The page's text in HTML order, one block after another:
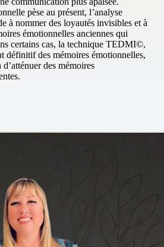
pèse au présent, l’analyse
à nommer des loyautés invisibles et à
émotionnelles anciennes qui
certains cas, la technique TEDMI©,
définitif des mémoires émotionnelles,
des mémoires